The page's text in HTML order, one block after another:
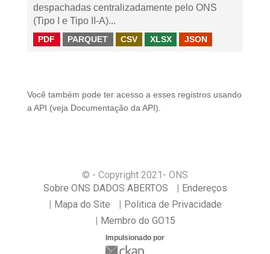
despachadas centralizadamente pelo ONS
(Tipo I e Tipo II-A)...
PDF PARQUET CSV XLSX JSON
Você também pode ter acesso a esses registros usando
a API (veja Documentação da API ).
© - Copyright 2021 - ONS
Sobre ONS DADOS ABERTOS
Endereços
Mapa do Site
Politica de Privacidade
Membro do GO15
Impulsionado por